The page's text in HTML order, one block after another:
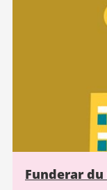
Funderar